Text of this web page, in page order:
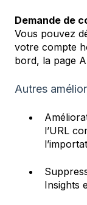
Demande de
Vous pouvez
votre compte
bord, la page
Autres
l’URL
Insights